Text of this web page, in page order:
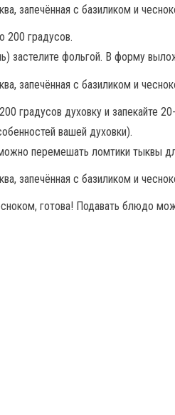
200 градусов.
застелите фольгой. В форму
градусов духовку и запекайте
вашей духовки).
перемешать ломтики тыквы
готова! Подавать блюдо